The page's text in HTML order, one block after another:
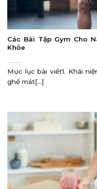
Các Bài Tập Gym Cho
Khỏe
Mục lục bài viết1. Khái
ghế mát[...]